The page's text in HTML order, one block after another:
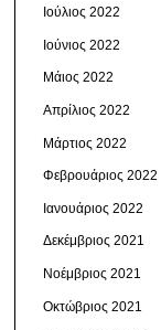
Ιούλιος 2022
Ιούνιος 2022
Μάιος 2022
Απρίλιος 2022
Μάρτιος 2022
Φεβρουάριος 2022
Ιανουάριος 2022
Δεκέμβριος 2021
Νοέμβριος 2021
Οκτώβριος 2021